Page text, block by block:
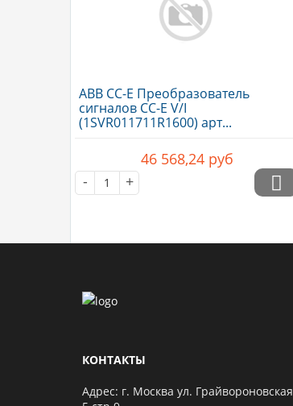
ABB CC-E Преобразователь
сигналов CC-E V/I
(1SVR011711R1600) арт...
46 568,24 руб
-
+
КОНТАКТЫ
Адрес: г. Москва ул. Грайвороновская